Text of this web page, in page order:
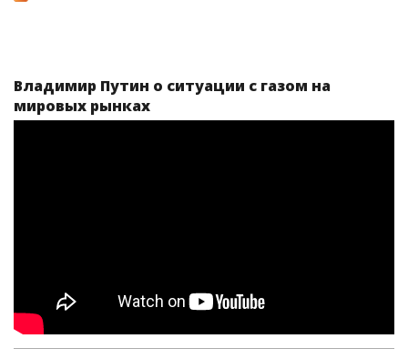
Владимир Путин о ситуации с газом на
мировых рынках